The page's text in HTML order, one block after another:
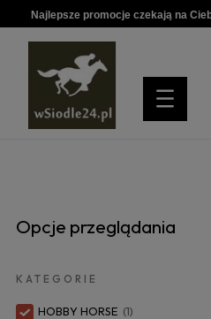
Najlepsze promocje czekają na
Opcje przeglądania
KATEGORIE
HOBBY HORSE (1)